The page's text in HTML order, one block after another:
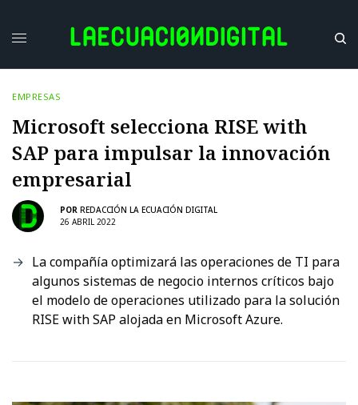
EMPRESAS
Microsoft selecciona RISE with
SAP para impulsar la innovación
empresarial
POR REDACCIÓN LA ECUACIÓN DIGITAL
26 ABRIL 2022
La compañía optimizará las operaciones de TI para
algunos sistemas de negocio internos críticos bajo
el modelo de operaciones utilizado para la solución
RISE with SAP alojada en Microsoft Azure.